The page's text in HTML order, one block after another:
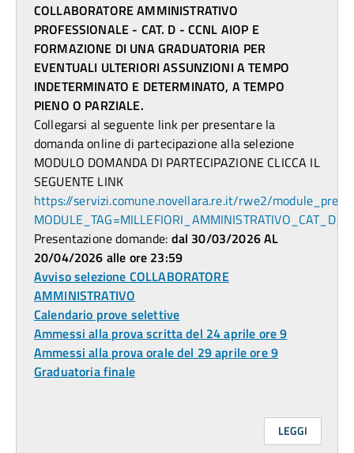
COLLABORATORE AMMINISTRATIVO
PROFESSIONALE - CAT. D - CCNL AIOP E
FORMAZIONE DI UNA GRADUATORIA PER
EVENTUALI ULTERIORI ASSUNZIONI A TEMPO
INDETERMINATO E DETERMINATO, A TEMPO
PIENO O PARZIALE.
Collegarsi al seguente link per presentare la
domanda online di partecipazione alla selezione
MODULO DOMANDA DI PARTECIPAZIONE CLICCA IL
SEGUENTE LINK
https://servizi.comune.novellara.re.it/rwe2/
Presentazione domande: dal 30/03/2026 AL
20/04/2026 alle ore 23:59
Avviso selezione COLLABORATORE
AMMINISTRATIVO
Calendario prove selettive
Ammessi alla prova scritta del 24 aprile ore 9
Ammessi alla prova orale del 29 aprile ore 9
Graduatoria finale
LEGGI